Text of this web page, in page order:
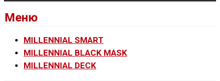
Меню
MILLENNIAL SMART
MILLENNIAL BLACK MASK
MILLENNIAL DECK